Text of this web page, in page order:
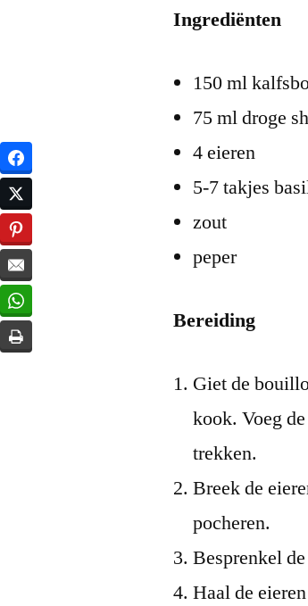
Ingrediënten
150 ml
75 ml droge
4 eieren
5-7 takjes
zout
peper
Bereiding
Giet de
kook. Voeg
trekken.
Breek de
pocheren.
Besprenkel
Haal de